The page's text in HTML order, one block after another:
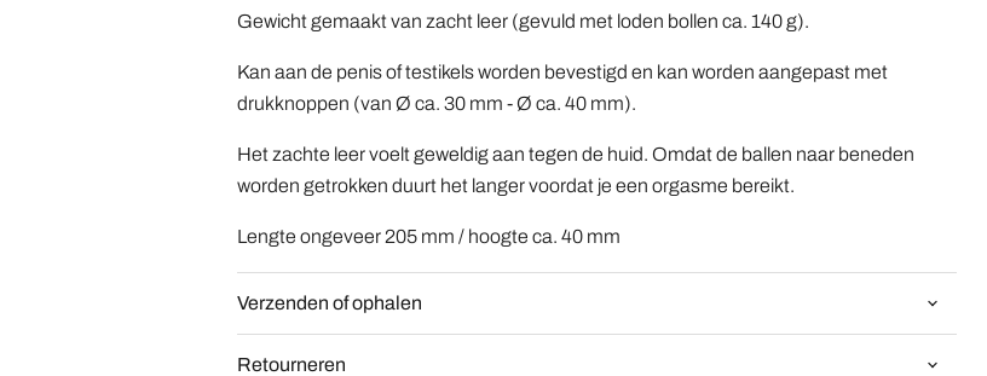
Gewicht gemaakt van zacht leer (gevuld met loden bollen ca. 140 g).
Kan aan de penis of testikels worden bevestigd en kan worden aangepast met
drukknoppen (van Ø ca. 30 mm - Ø ca. 40 mm).
Het zachte leer voelt geweldig aan tegen de huid. Omdat de ballen naar beneden
worden getrokken duurt het langer voordat je een orgasme bereikt.
Lengte ongeveer 205 mm / hoogte ca. 40 mm
Verzenden of ophalen
Retourneren